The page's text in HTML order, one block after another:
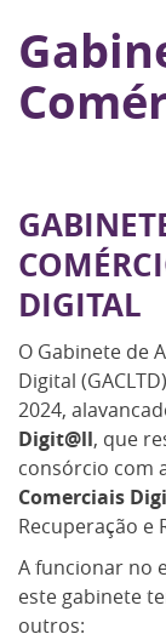
DIGITAL
O Gabinete de
Digital
2024,
Digit@ll, que
consórcio com
Comerciais
Recuperação e
A funcionar no
este gabinete
outros: